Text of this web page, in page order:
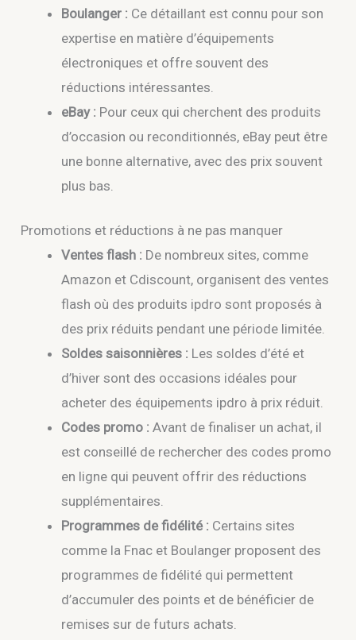
Boulanger : Ce détaillant est connu pour son
expertise en matière d’équipements
électroniques et offre souvent des
réductions intéressantes.
eBay : Pour ceux qui cherchent des produits
d’occasion ou reconditionnés, eBay peut être
une bonne alternative, avec des prix souvent
plus bas.
Promotions et réductions à ne pas manquer
Ventes flash : De nombreux sites, comme
Amazon et Cdiscount, organisent des ventes
flash où des produits ipdro sont proposés à
des prix réduits pendant une période limitée.
Soldes saisonnières : Les soldes d’été et
d’hiver sont des occasions idéales pour
acheter des équipements ipdro à prix réduit.
Codes promo : Avant de finaliser un achat, il
est conseillé de rechercher des codes promo
en ligne qui peuvent offrir des réductions
supplémentaires.
Programmes de fidélité : Certains sites
comme la Fnac et Boulanger proposent des
programmes de fidélité qui permettent
d’accumuler des points et de bénéficier de
remises sur de futurs achats.